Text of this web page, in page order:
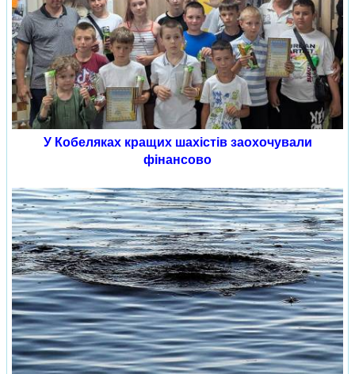
У Кобеляках кращих шахістів заохочували
фінансово